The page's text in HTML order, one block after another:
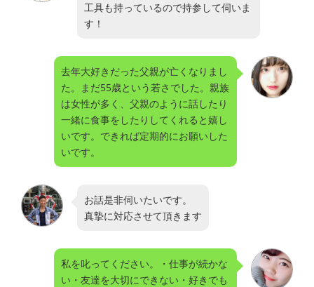
工具も持っているので持参して伺いま
す！
去年大好きだった父親が亡くなりまし
た。まだ55歳という若さでした。親族
は女性が多く、父親のように話したり
一緒に食事をしたりしてくれると嬉し
いです。できれば定期的にお願いした
いです。
お話是非伺いたいです。
真摯に対応させて頂きます
私を叱ってください。・仕事が続かな
い・友達を大切にできない・好きでも